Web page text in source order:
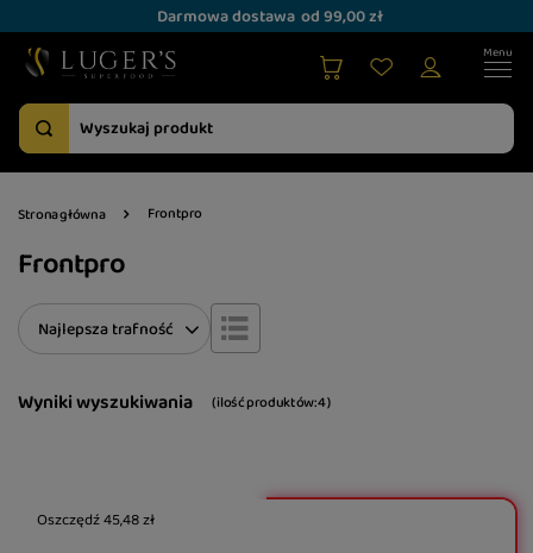
Darmowa dostawa od 99,00 zł
Strona główna Frontpro
Frontpro
Wyniki wyszukiwania ( ilość produktów:4)
Zmień sortowanie
Najlepsza trafność
Oszczędź45,48 zł